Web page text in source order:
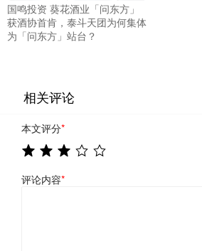
国鸣投资 葵花酒业「问东方」
获酒协首肯，泰斗天团为何集体
为「问东方」站台？
相关评论
本文评分*
评论内容*